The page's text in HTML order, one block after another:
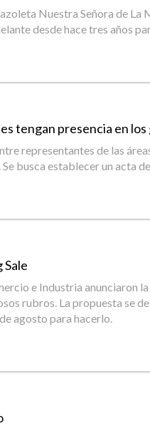
Nuestra Señora de
desde hace tres años
tengan presencia en
representantes de las
busca establecer un acta
Sale
e Industria anunciaron
rubros. La propuesta se
agosto para hacerlo.